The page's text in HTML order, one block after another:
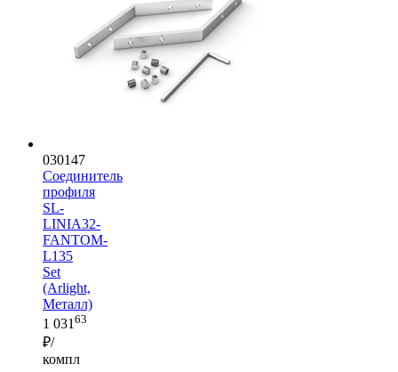
030147
Соединитель
профиля
SL-
LINIA32-
FANTOM-
L135
Set
(Arlight,
Металл)
1 031 63
₽/
компл